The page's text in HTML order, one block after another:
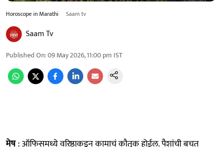
Horoscope in Marathi Saam tv
Saam Tv
Published On:09 May 2026, 11:00 pm IST
मेष: ऑफिसमध्ये वरिष्ठाकडून कामाचं कौतुक होईल. पैशांची बचत